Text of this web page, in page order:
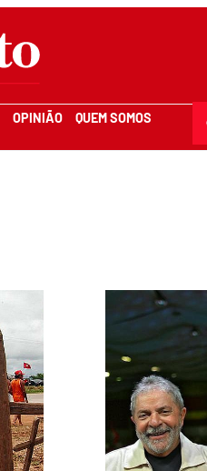
OPINIÃO QUEM SOMOS